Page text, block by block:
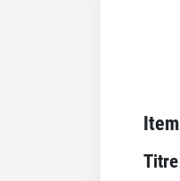
Item
Titre